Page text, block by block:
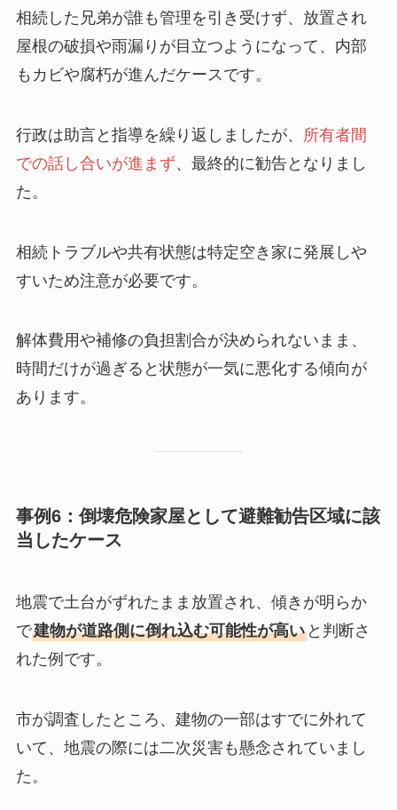
相続した兄弟が誰も管理を引き受けず、放置され
屋根の破損や雨漏りが目立つようになって、内部
もカビや腐朽が進んだケースです。
行政は助言と指導を繰り返しましたが、
所有者間
での話し合いが進まず、最終的に勧告となりまし
た。
相続トラブルや共有状態は特定空き家に発展しや
すいため注意が必要です。
解体費用や補修の負担割合が決められないまま、
時間だけが過ぎると状態が一気に悪化する傾向が
あります。
事例6：倒壊危険家屋として避難勧告区域に該
当したケース
地震で土台がずれたまま放置され、傾きが明らか
で建物が道路側に倒れ込む可能性が高いと判断さ
れた例です。
市が調査したところ、建物の一部はすでに外れて
いて、地震の際には二次災害も懸念されていまし
た。